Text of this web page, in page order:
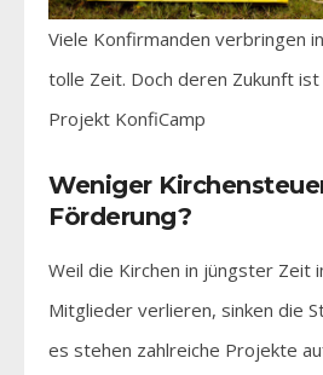
Viele Konfirmanden verbringen
tolle Zeit. Doch deren Zukunft
Projekt KonfiCamp
Weniger
Förderung?
Weil die Kirchen in jüngster Zeit
Mitglieder verlieren, sinken die
es stehen zahlreiche Projekte